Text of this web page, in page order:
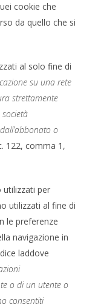
cookie che
da quello che si
al solo fine di
su una rete
strettamente
o
122, comma 1,
utilizzati per
utilizzati al fine di
le preferenze
navigazione in
laddove
o di un utente o
consentiti